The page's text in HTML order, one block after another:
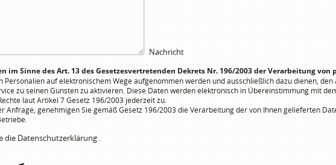
Nachricht
im Sinne des Art. 13 des Gesetzesvertretenden Dekrets Nr. 196/2003 der Verarbeitung von
Personalien auf elektronischem Wege aufgenommen werden und ausschließlich dazu dienen,
zu seinen Gunsten zu aktivieren. Diese Daten werden elektronisch in Übereinstimmung mit
laut Artikel 7 Gesetz 196/2003 jederzeit zu.
Anfrage, genehmigen Sie gemäß Gesetz 196/2003 die Verarbeitung der von Ihnen gelieferten
die Datenschutzerklärung .